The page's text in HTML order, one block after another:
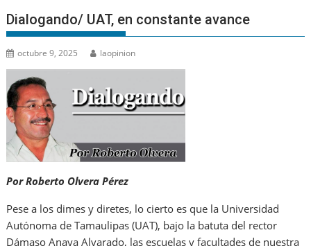
Dialogando/ UAT, en constante avance
octubre 9, 2025 laopinion
Por Roberto Olvera Pérez
Pese a los dimes y diretes, lo cierto es que la Universidad
Autónoma de Tamaulipas (UAT), bajo la batuta del rector
Dámaso Anaya Alvarado, las escuelas y facultades de nuestra